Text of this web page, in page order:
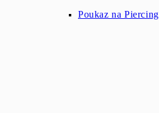
Poukaz na Piercing